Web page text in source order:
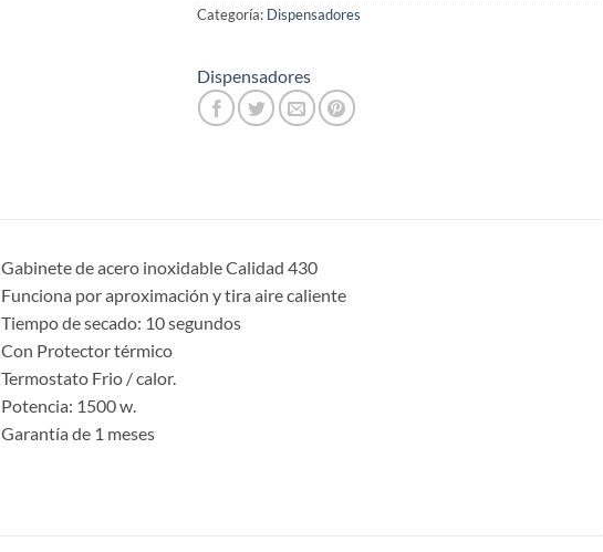
Categoría: Dispensadores
Dispensadores
Gabinete de acero inoxidable Calidad 430
Funciona por aproximación y tira aire caliente
Tiempo de secado: 10 segundos
Con Protector térmico
Termostato Frio / calor.
Potencia: 1500 w.
Garantía de 1 meses